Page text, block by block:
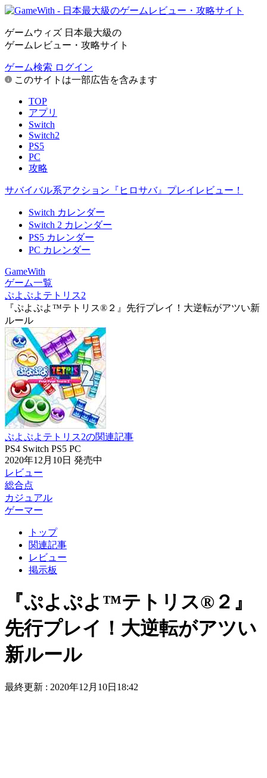
ゲームウィズ 日本最大級の
ゲームレビュー・攻略サイト
ゲーム検索 ログイン
このサイトは一部広告を含みます
TOP
アプリ
Switch
Switch2
PS5
PC
攻略
サバイバル系アクション『ヒロサバ』プレイレビュー！
Switch カレンダー
Switch 2 カレンダー
PS5 カレンダー
PC カレンダー
GameWith
ゲーム一覧
ぷよぷよテトリス2
『ぷよぷよ™テトリス®２』先行プレイ！大逆転がアツい新
ルール
ぷよぷよテトリス2の関連記事
PS4 Switch PS5 PC
2020年12月10日 発売中
レビュー
総合点
カジュアル
ゲーマー
トップ
関連記事
レビュー
掲示板
『ぷよぷよ™テトリス®２』
先行プレイ！大逆転がアツい
新ルール
最終更新 : 2020年12月10日18:42